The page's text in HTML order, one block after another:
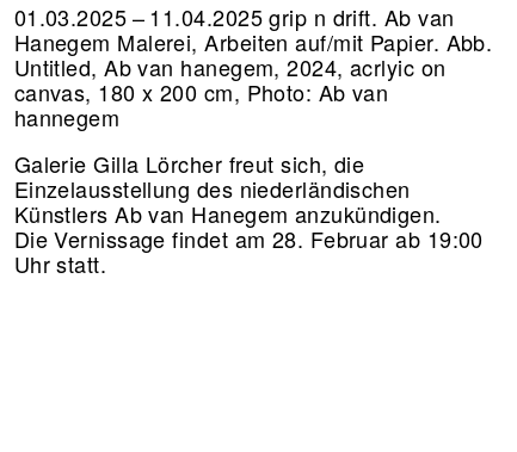
01.03.2025 – 11.04.2025 grip n drift. Ab van
Hanegem Malerei, Arbeiten auf/mit Papier. Abb.
Untitled, Ab van hanegem, 2024, acrlyic on
canvas, 180 x 200 cm, Photo: Ab van
hannegem
Galerie Gilla Lörcher freut sich, die
Einzelausstellung des niederländischen
Künstlers Ab van Hanegem anzukündigen.
Die Vernissage findet am 28. Februar ab 19:00
Uhr statt.